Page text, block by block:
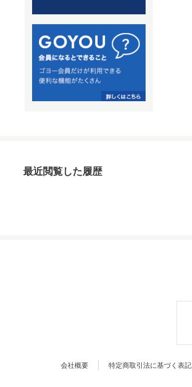
最近閲覧した履歴
会社概要 特定商取引法に基づく表記